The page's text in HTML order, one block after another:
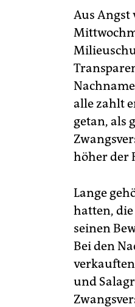
Aus
alle zahlt
getan, als
höher der
Lange
hatten,
seinen
Bei den
und